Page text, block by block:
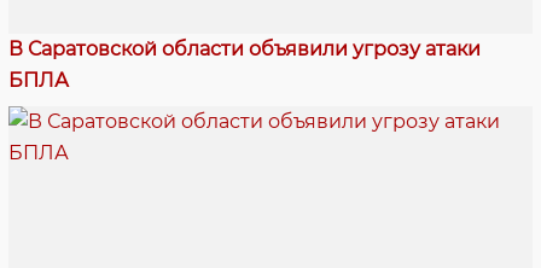
В Саратовской области объявили угрозу атаки
БПЛА